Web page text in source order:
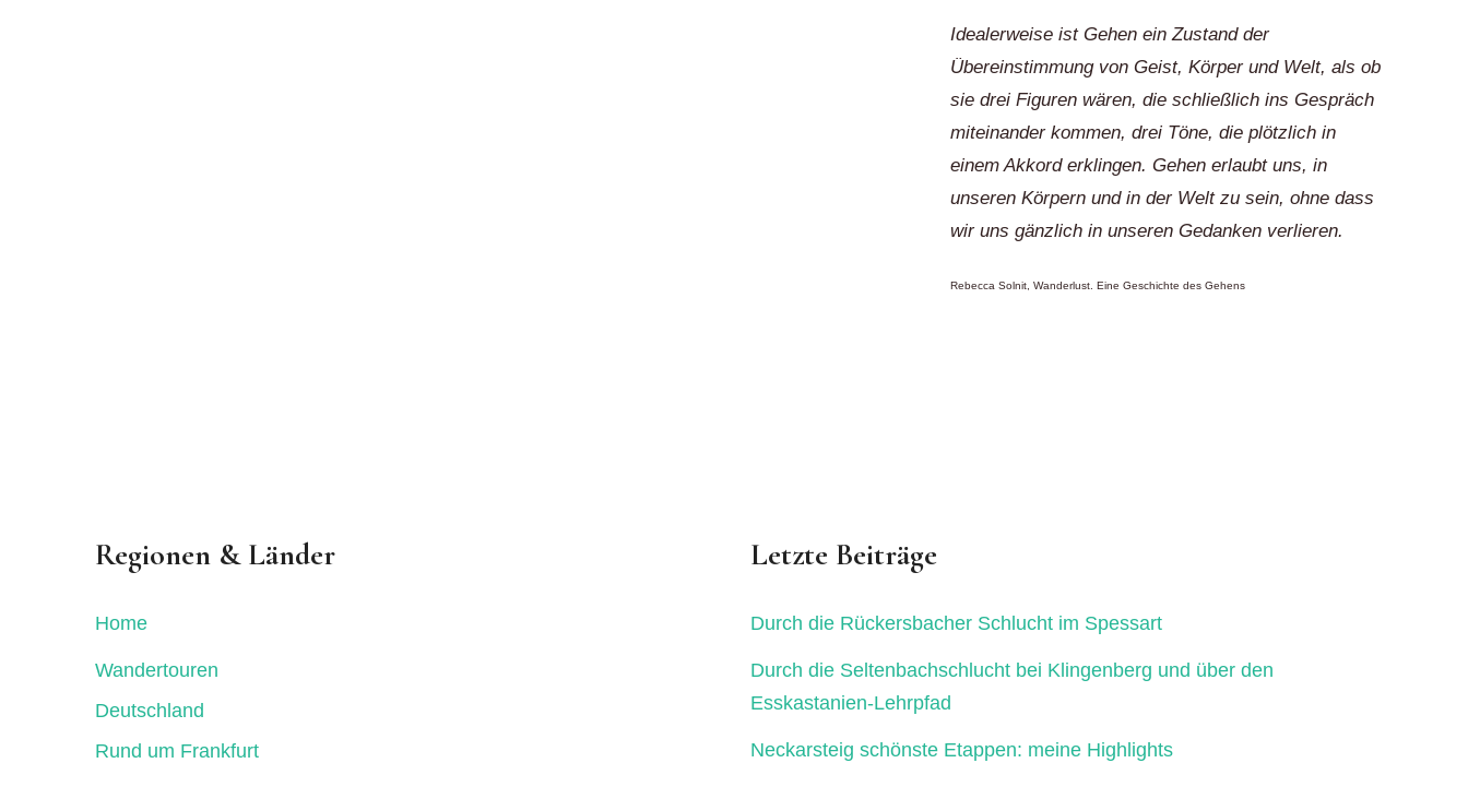
Idealerweise ist Gehen ein Zustand der
Übereinstimmung von Geist, Körper und Welt, als ob
sie drei Figuren wären, die schließlich ins Gespräch
miteinander kommen, drei Töne, die plötzlich in
einem Akkord erklingen. Gehen erlaubt uns, in
unseren Körpern und in der Welt zu sein, ohne dass
wir uns gänzlich in unseren Gedanken verlieren.
Rebecca Solnit, Wanderlust. Eine Geschichte des Gehens
Regionen & Länder
Home
Wandertouren
Deutschland
Rund um Frankfurt
Letzte Beiträge
Durch die Rückersbacher Schlucht im Spessart
Durch die Seltenbachschlucht bei Klingenberg und über den
Esskastanien-Lehrpfad
Neckarsteig schönste Etappen: meine Highlights